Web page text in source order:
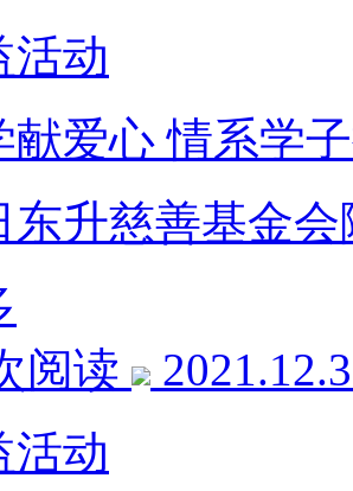
活动
献爱心 情系学
升慈善基金会
阅读
活动